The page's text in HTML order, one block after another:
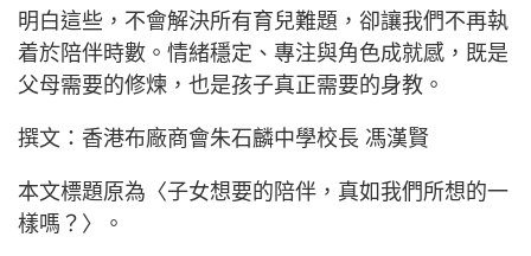
明白這些，不會解決所有育兒難題，卻讓我們不再執
着於陪伴時數。情緒穩定、專注與角色成就感，既是
父母需要的修煉，也是孩子真正需要的身教。
撰文：香港布廠商會朱石麟中學校長 馮漢賢
本文標題原為〈子女想要的陪伴，真如我們所想的一
樣嗎？〉。